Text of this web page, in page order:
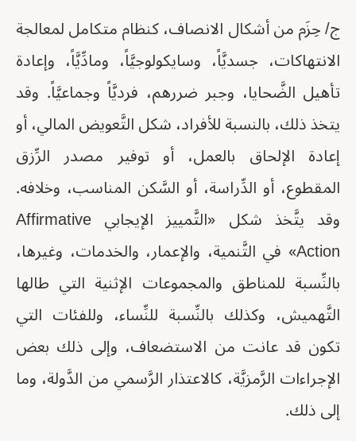
ج/ حِزَم من أشكال الانصاف، كنظام متكامل لمعالجة
الانتهاكات، جسديَّاً، وسايكولوجيَّاً، ومادِّيَّاً، وإعادة
تأهيل الضَّحايا، وجبر ضررهم، فرديَّاً وجماعيَّاً. وقد
يتخذ ذلك، بالنسبة للأفراد، شكل التَّعويض المالي، أو
إعادة الإلحاق بالعمل، أو توفير مصدر الرِّزق
المقطوع، أو الدِّراسة، أو السَّكن المناسب، وخلافه.
وقد يتَّخذ شكل «التَّمييز الإيجابي Affirmative
Action» في التَّنمية، والإعمار، والخدمات، وغيرها،
بالنِّسبة للمناطق والمجموعات الإثنية التي طالها
التَّهميش، وكذلك بالنِّسبة للنِّساء، وللفئات التي
تكون قد عانت من الاستضعاف، وإلى ذلك بعض
الإجراءات الرَّمزيَّة، كالاعتذار الرَّسمي من الدَّولة، وما
إلى ذلك.